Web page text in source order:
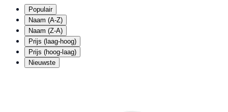
Populair
Naam (A-Z)
Naam (Z-A)
Prijs (laag-hoog)
Prijs (hoog-laag)
Nieuwste